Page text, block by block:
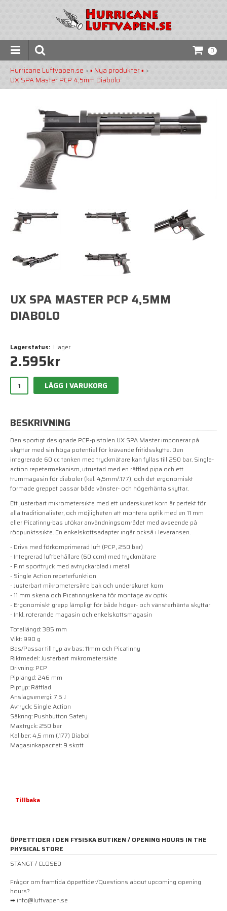
0
Hurricane Luftvapen.se >▪️ Nya produkter ▪️ >
UX SPA Master PCP 4,5mm Diabolo
UX SPA MASTER PCP 4,5MM
DIABOLO
Lagerstatus: I lager
2.595kr
LÄGG I VARUKORG
BESKRIVNING
Den sportigt designade PCP-pistolen UX SPA Master imponerar på
skyttar med sin höga potential för krävande fritidsskytte. Den
integrerade 60 cc tanken med tryckmätare kan fyllas till 250 bar. Single-
action repetermekanism, utrustad med en räfflad pipa och ett
trummagasin för diaboler (kal. 4,5mm/.177), och det ergonomiskt
formade greppet passar både vänster- och högerhänta skyttar.
Ett justerbart mikrometersikte med ett underskuret korn är perfekt för
alla traditionalister, och möjligheten att montera optik med en 11 mm
eller Picatinny-bas utökar användningsområdet med avseende på
rödpunktssikte. En enkelskottsadapter ingår också i leveransen.
- Drivs med förkomprimerad luft (PCP, 250 bar)
- Integrerad luftbehållare (60 ccm) med tryckmätare
- Fint sporttryck med avtryckarblad i metall
- Single Action repeterfunktion
- Justerbart mikrometersikte bak och underskuret korn
- 11 mm skena och Picatinnyskena för montage av optik
- Ergonomiskt grepp lämpligt för både höger- och vänsterhänta skyttar
- Inkl. roterande magasin och enkelskottsmagasin
Totallängd: 385 mm
Vikt: 990 g
Bas/Passar till typ av bas: 11mm och Picatinny
Riktmedel: Justerbart mikrometersikte
Drivning: PCP
Piplängd: 246 mm
Piptyp: Räfflad
Anslagsenergi: 7,5 J
Avtryck: Single Action
Säkring: Pushbutton Safety
Maxtryck: 250 bar
Kaliber: 4,5 mm (.177) Diabol
Magasinkapacitet: 9 skott
Tillbaka
ÖPPETTIDER I DEN FYSISKA BUTIKEN / OPENING HOURS IN THE
PHYSICAL STORE
STÄNGT / CLOSED
Frågor om framtida öppettider/Questions about upcoming opening
hours?
➡ info@luftvapen.se